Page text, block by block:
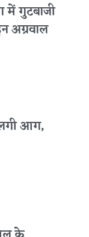
में गुटबाजी
अग्रवाल
आग,